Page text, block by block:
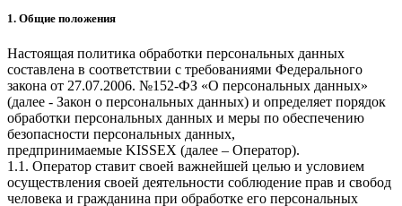
1. Общие положения
Настоящая политика обработки персональных данных
составлена в соответствии с требованиями Федерального
закона от 27.07.2006. №152-ФЗ «О персональных данных»
(далее - Закон о персональных данных) и определяет порядок
обработки персональных данных и меры по обеспечению
безопасности персональных данных,
предпринимаемые KISSEX (далее – Оператор).
1.1. Оператор ставит своей важнейшей целью и условием
осуществления своей деятельности соблюдение прав и свобод
человека и гражданина при обработке его персональных